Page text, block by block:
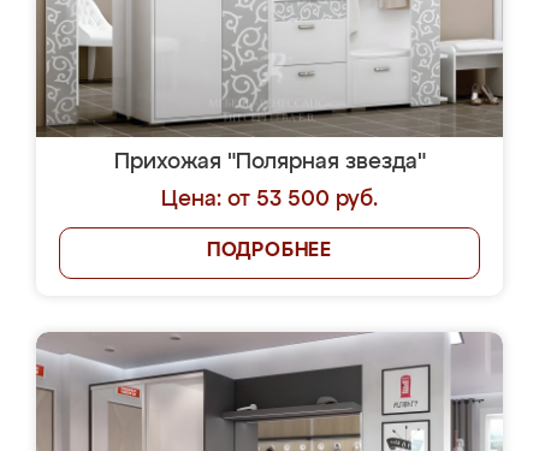
Прихожая "Полярная звезда"
Цена: от 53 500 руб.
ПОДРОБНЕЕ